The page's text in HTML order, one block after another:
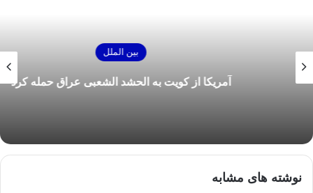
بین الملل
آمریکا از کویت به الحشد الشعبی عراق حمله کرد
نوشته های مشابه